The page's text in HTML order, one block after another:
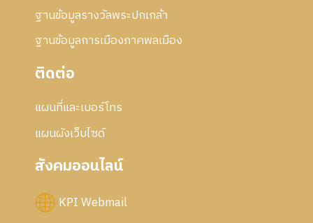
ฐานข้อมูลรางวัลพระปกเกล้า
ฐานข้อมูลการเมืองภาคพลเมือง
ติดต่อ
แผนที่และเบอร์โทร
แผนผังเว็บไซด์
สังคมออนไลน์
KPI Webmail